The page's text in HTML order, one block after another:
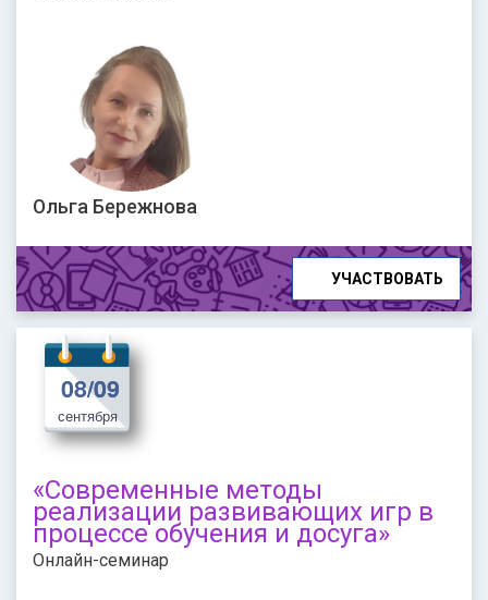
Ольга Бережнова
УЧАСТВОВАТЬ
08/09
сентября
08/09
«Современные методы
реализации развивающих игр в
процессе обучения и досуга»
Онлайн-семинар